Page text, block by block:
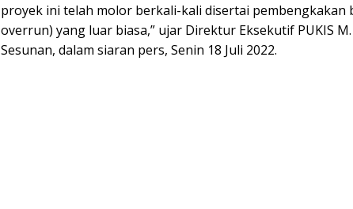
proyek ini telah molor berkali-kali disertai pembengkakan
overrun) yang luar biasa,” ujar Direktur Eksekutif PUKIS
Sesunan, dalam siaran pers, Senin 18 Juli 2022.